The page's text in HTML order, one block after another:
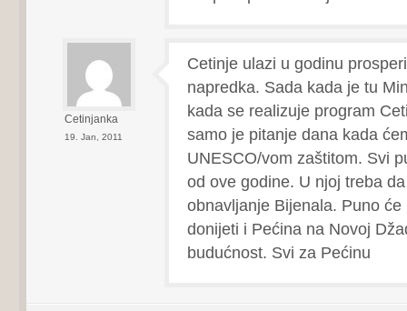
Cetinjanka
19. Jan, 2011
Cetinje ulazi u godinu
napredka. Sada kada je tu
kada se realizuje program
samo je pitanje dana kada
UNESCO/vom zaštitom. Svi
od ove godine. U njoj treba
obnavljanje Bijenala. Puno će
donijeti i Pećina na Novoj
budućnost. Svi za Pećinu